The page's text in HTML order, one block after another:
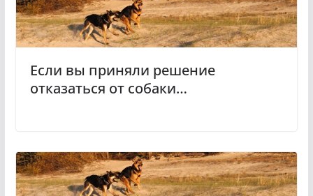
Если вы приняли решение
отказаться от собаки…